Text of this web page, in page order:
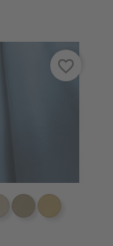
BLANC
EN3510 IVOIRE
EN3520EN3530
favorite_border